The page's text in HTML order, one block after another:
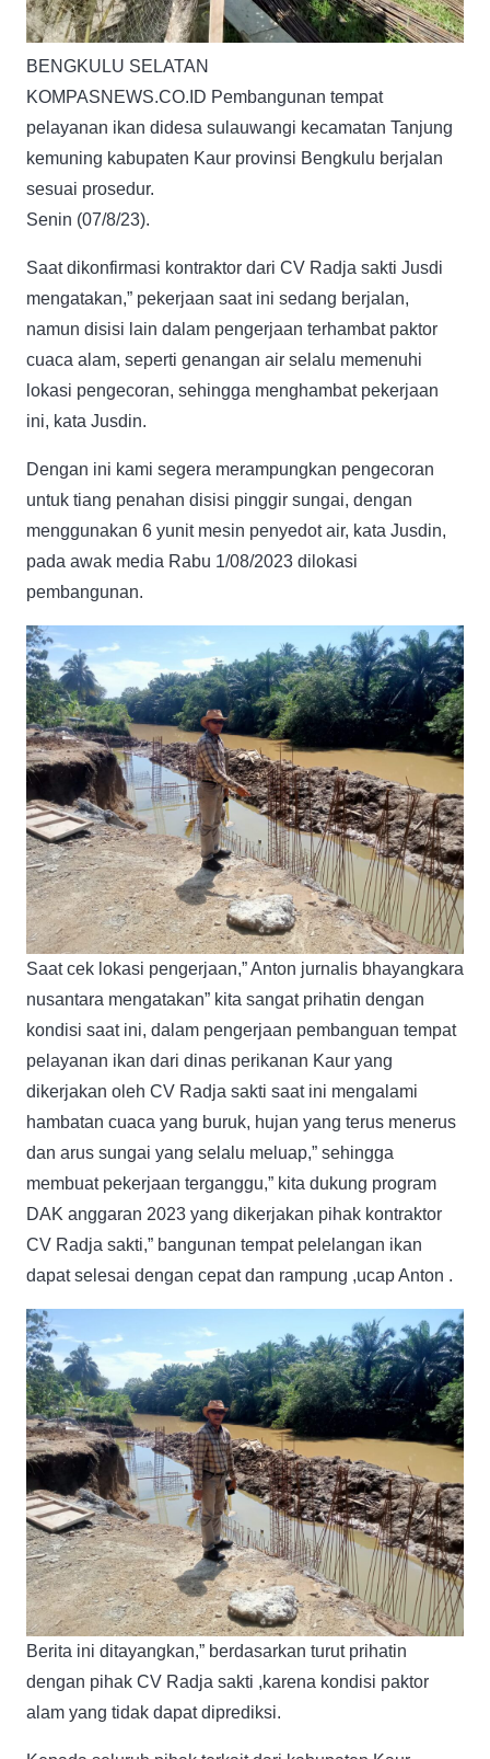
BENGKULU SELATAN
KOMPASNEWS.CO.ID Pembangunan tempat
pelayanan ikan didesa sulauwangi kecamatan Tanjung
kemuning kabupaten Kaur provinsi Bengkulu berjalan
sesuai prosedur.
Senin (07/8/23).
Saat dikonfirmasi kontraktor dari CV Radja sakti Jusdi
mengatakan,” pekerjaan saat ini sedang berjalan,
namun disisi lain dalam pengerjaan terhambat paktor
cuaca alam, seperti genangan air selalu memenuhi
lokasi pengecoran, sehingga menghambat pekerjaan
ini, kata Jusdin.
Dengan ini kami segera merampungkan pengecoran
untuk tiang penahan disisi pinggir sungai, dengan
menggunakan 6 yunit mesin penyedot air, kata Jusdin,
pada awak media Rabu 1/08/2023 dilokasi
pembangunan.
Saat cek lokasi pengerjaan,” Anton jurnalis bhayangkara
nusantara mengatakan” kita sangat prihatin dengan
kondisi saat ini, dalam pengerjaan pembanguan tempat
pelayanan ikan dari dinas perikanan Kaur yang
dikerjakan oleh CV Radja sakti saat ini mengalami
hambatan cuaca yang buruk, hujan yang terus menerus
dan arus sungai yang selalu meluap,” sehingga
membuat pekerjaan terganggu,” kita dukung program
DAK anggaran 2023 yang dikerjakan pihak kontraktor
CV Radja sakti,” bangunan tempat pelelangan ikan
dapat selesai dengan cepat dan rampung ,ucap Anton .
Berita ini ditayangkan,” berdasarkan turut prihatin
dengan pihak CV Radja sakti ,karena kondisi paktor
alam yang tidak dapat diprediksi.